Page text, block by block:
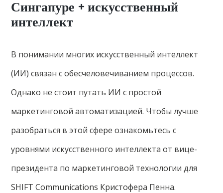
Сингапуре + искусственный
интеллект
В понимании многих искусственный интеллект
(ИИ) связан с обесчеловечиванием процессов.
Однако не стоит путать ИИ с простой
маркетинговой автоматизацией. Чтобы лучше
разобраться в этой сфере ознакомьтесь с
уровнями искусственного интеллекта от вице-
президента по маркетинговой технологии для
SHIFT Communications Кристофера Пенна.